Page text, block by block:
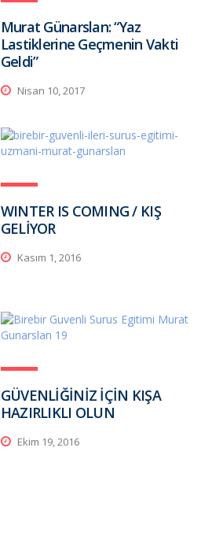
Murat Günarslan: “Yaz
Lastiklerine Geçmenin Vakti
Geldi”
Nisan 10, 2017
WINTER IS COMING / KIŞ
GELİYOR
Kasım 1, 2016
GÜVENLİĞİNİZ İÇİN KIŞA
HAZIRLIKLI OLUN
Ekim 19, 2016